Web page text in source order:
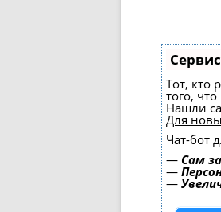
Тот, кто
того,
Нашли
Для
Чат-бот
— Сам
—
—